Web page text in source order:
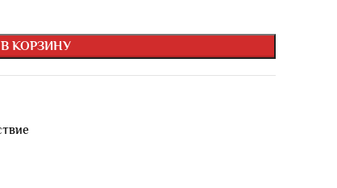
В КОРЗИНУ